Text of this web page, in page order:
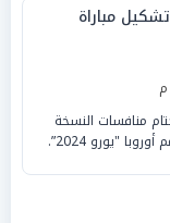
موعد وتشكيل مباراة
منافسات النسخة
"يورو 2024”.